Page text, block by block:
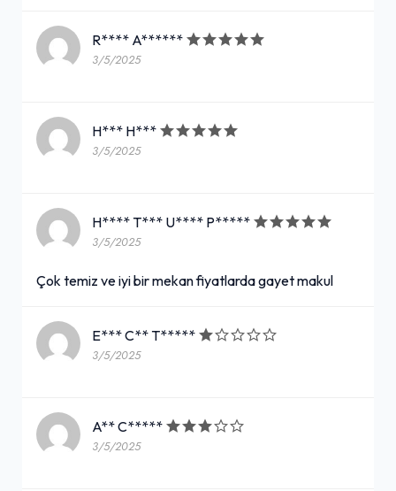
R**** A******
3/5/2025
H*** H***
3/5/2025
H**** T*** U**** P*****
3/5/2025
Çok temiz ve iyi bir mekan fiyatlarda gayet makul
E*** C** T*****
3/5/2025
A** C*****
3/5/2025